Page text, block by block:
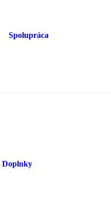
Spolupráca
Doplnky